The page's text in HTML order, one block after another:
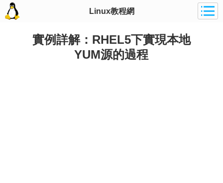
Linux教程網
實例詳解：RHEL5下實現本地
YUM源的過程